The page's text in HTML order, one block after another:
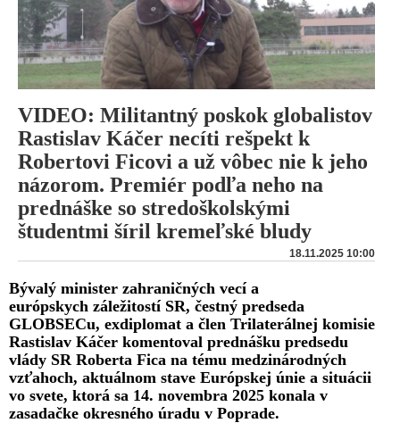
VIDEO: Militantný poskok globalistov
Rastislav Káčer necíti rešpekt k
Robertovi Ficovi a už vôbec nie k jeho
názorom. Premiér podľa neho na
prednáške so stredoškolskými
študentmi šíril kremeľské bludy
18.11.2025 10:00
Bývalý minister zahraničných vecí a
európskych záležitostí SR, čestný predseda
GLOBSECu, exdiplomat a člen Trilaterálnej komisie
Rastislav Káčer komentoval prednášku predsedu
vlády SR Roberta Fica na tému medzinárodných
vzťahoch, aktuálnom stave Európskej únie a situácii
vo svete, ktorá sa 14. novembra 2025 konala v
zasadačke okresného úradu v Poprade.